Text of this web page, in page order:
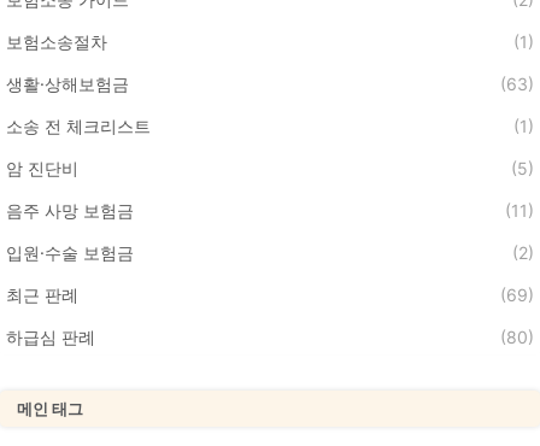
보험소송절차 (1)
생활·상해보험금 (63)
소송 전 체크리스트 (1)
암 진단비 (5)
음주 사망 보험금 (11)
입원·수술 보험금 (2)
최근 판례 (69)
하급심 판례 (80)
메인 태그